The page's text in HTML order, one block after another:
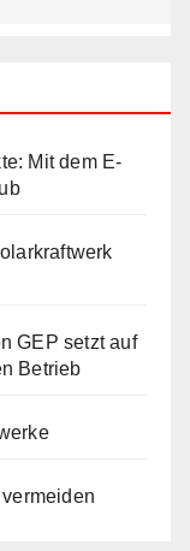
Mit dem E-
GEP setzt auf
Betrieb